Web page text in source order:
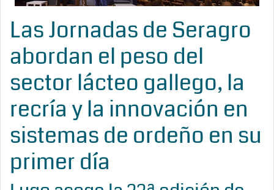
Las Jornadas de Seragro
abordan el peso del
sector lácteo gallego, la
recría y la innovación en
sistemas de ordeño en su
primer día